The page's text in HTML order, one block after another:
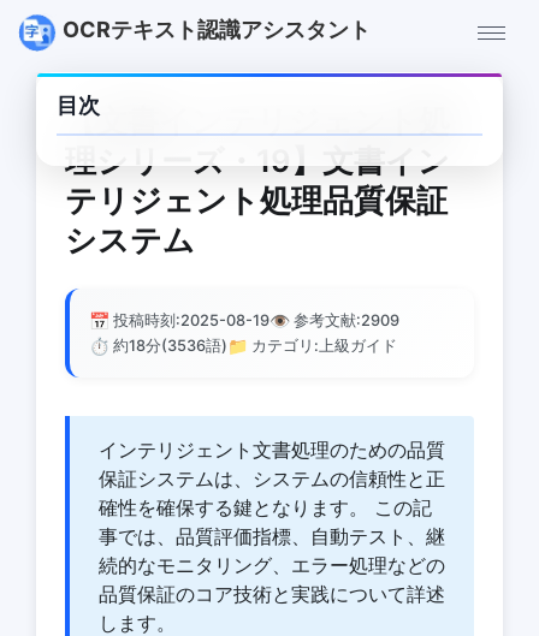
OCRテキスト認識アシスタント
【文書インテリジェント処
理シリーズ・19】文書イン
テリジェント処理品質保証
システム
📅 投稿時刻:2025-08-19👁️ 参考文献:2909
⏱️ 約18分(3536語) 📁 カテゴリ:上級ガイド
インテリジェント文書処理のための品質
保証システムは、システムの信頼性と正
確性を確保する鍵となります。 この記
事では、品質評価指標、自動テスト、継
続的なモニタリング、エラー処理などの
品質保証のコア技術と実践について詳述
します。
目次